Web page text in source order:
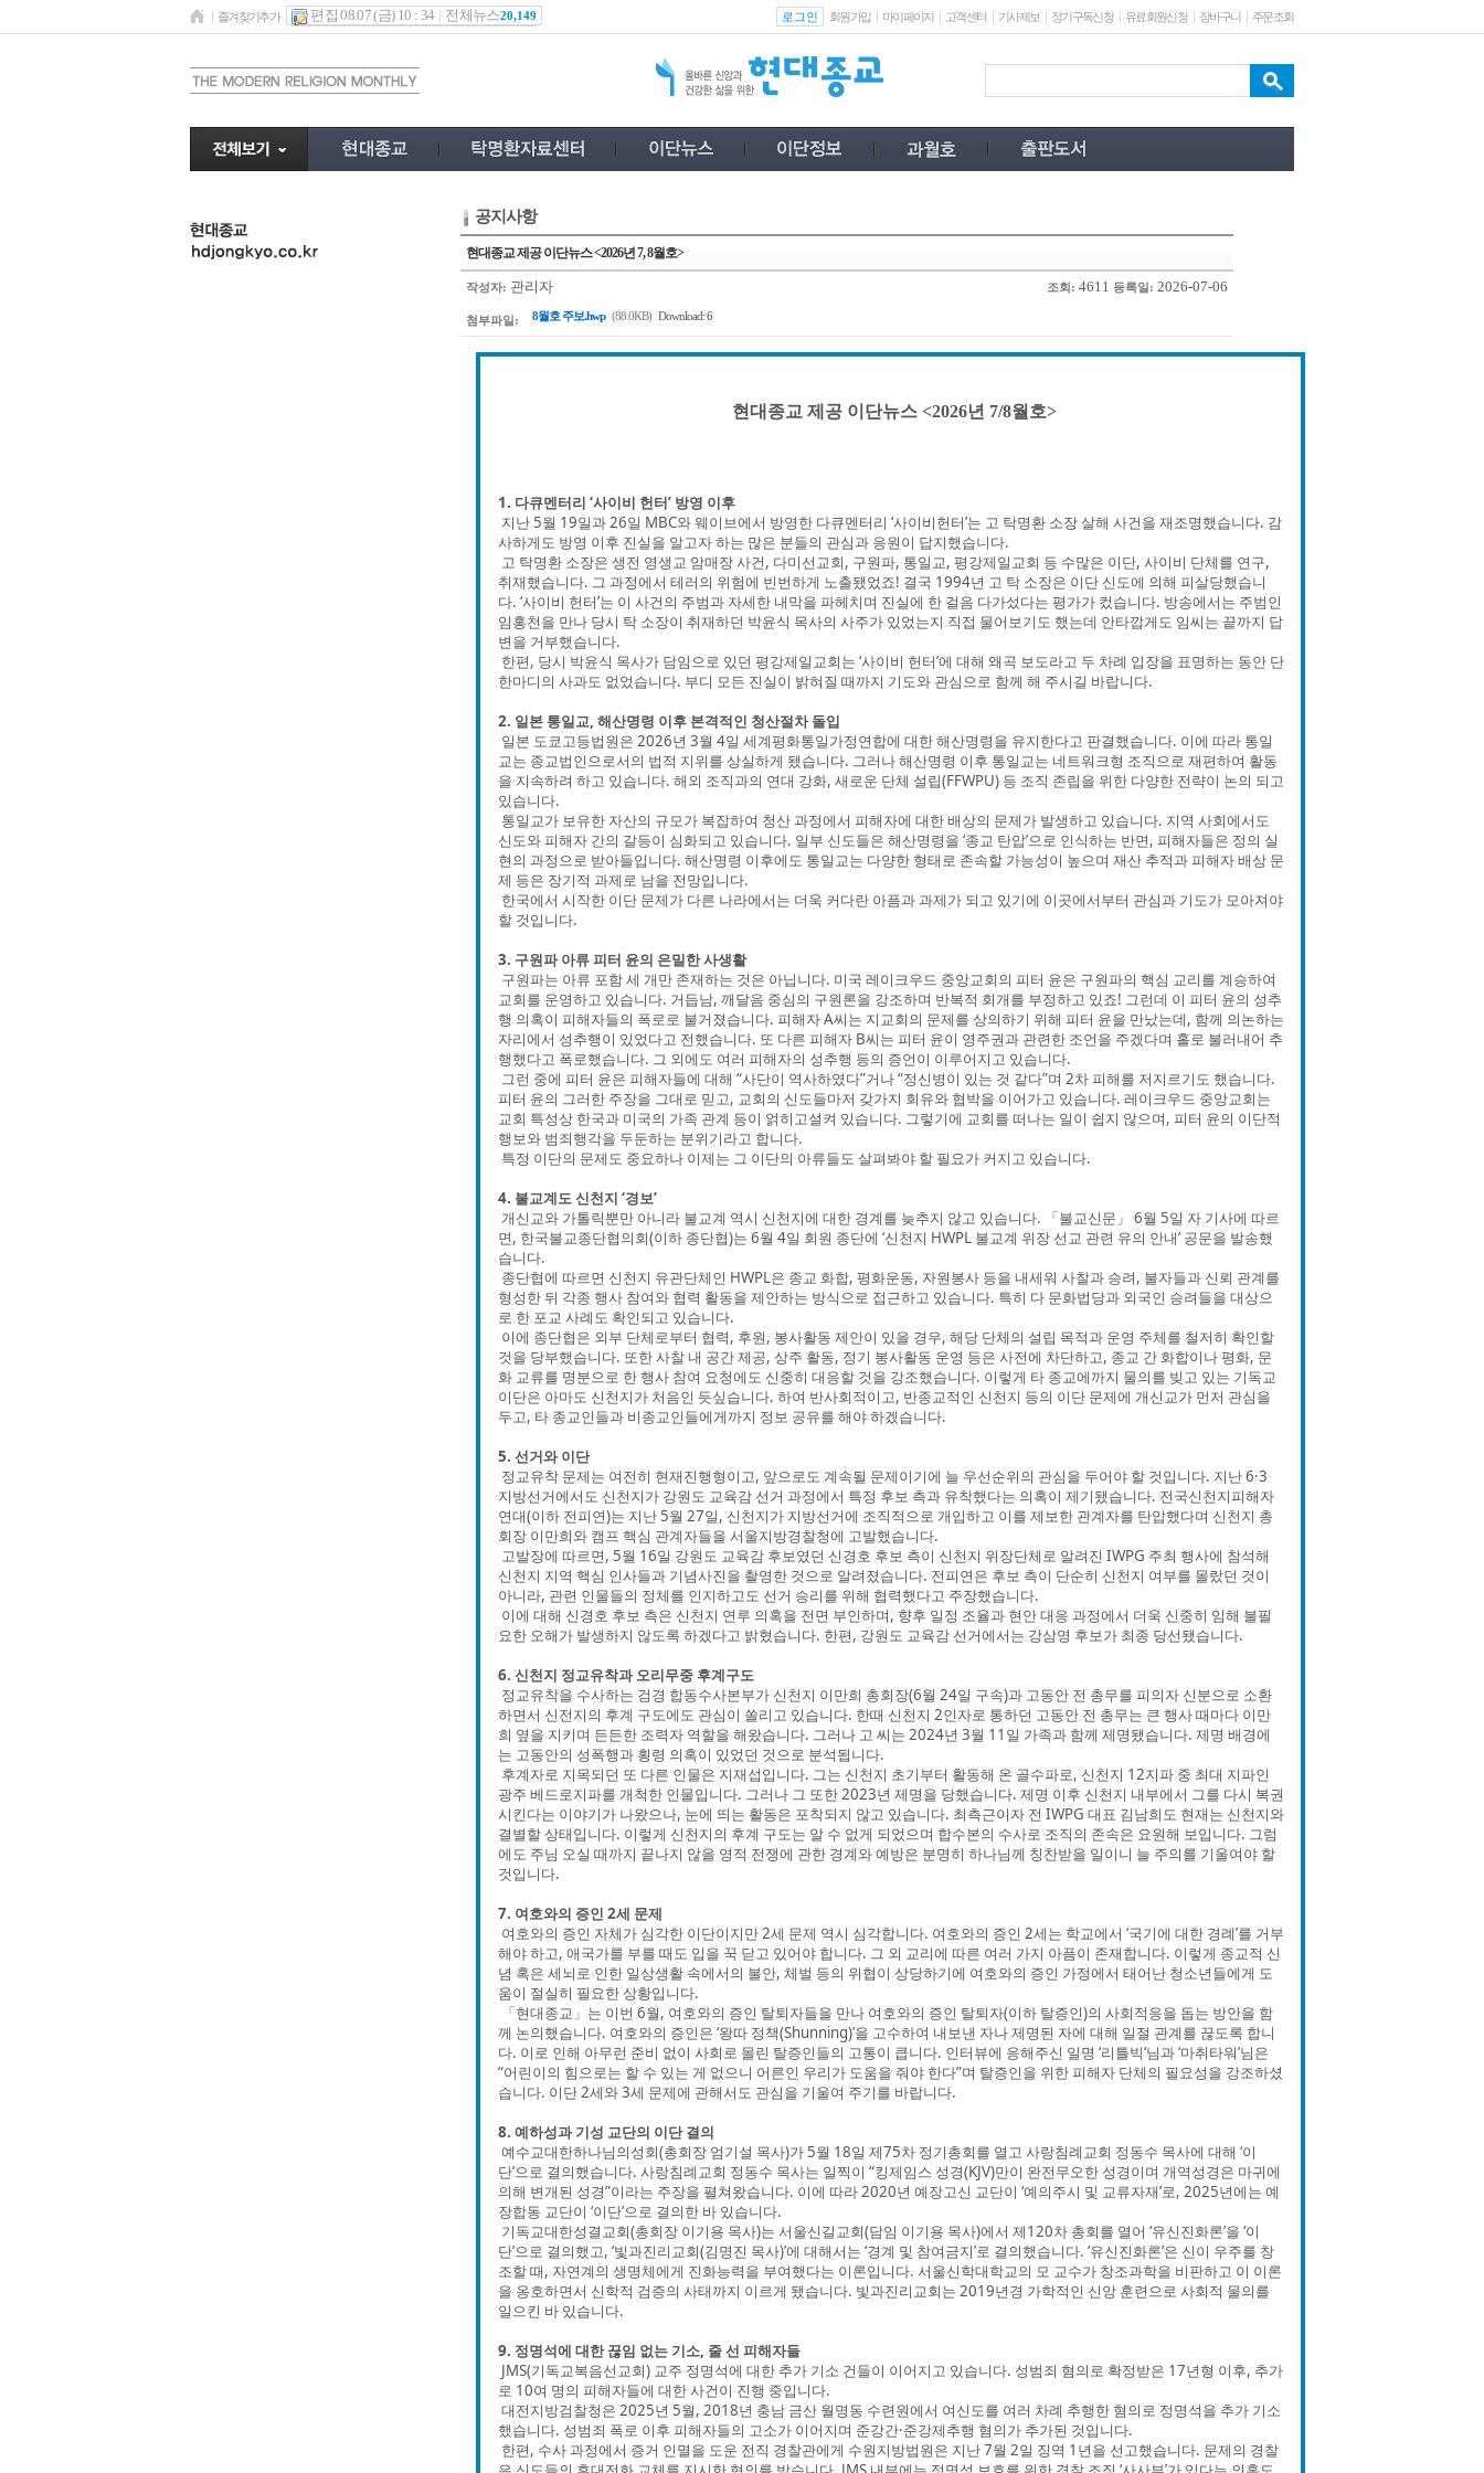
즐겨찾기추가 편집 08.07 (금) 10 : 34 전체뉴스20,149 로그인 회원가입 마이페이지 고객센터 기사제보 정기구독신청 유료회원신청 장바구니 주문조회
공지사항
현대종교 제공 이단뉴스 <2026년 7, 8월호>
작성자: 관리자 조회: 4611 등록일: 2026-07-06
첨부파일: 8월호 주보.hwp (88.0KB) Download: 6
현대종교 제공 이단뉴스 <2026년 7/8월호>
1. 다큐멘터리 ‘사이비 헌터’ 방영 이후
지난 5월 19일과 26일 MBC와 웨이브에서 방영한 다큐멘터리 ‘사이비헌터’는 고 탁명환 소장 살해 사건을 재조명했습니다. 감
사하게도 방영 이후 진실을 알고자 하는 많은 분들의 관심과 응원이 답지했습니다.
고 탁명환 소장은 생전 영생교 암매장 사건, 다미선교회, 구원파, 통일교, 평강제일교회 등 수많은 이단, 사이비 단체를 연구,
취재했습니다. 그 과정에서 테러의 위험에 빈번하게 노출됐었죠! 결국 1994년 고 탁 소장은 이단 신도에 의해 피살당했습니
다. ‘사이비 헌터’는 이 사건의 주범과 자세한 내막을 파헤치며 진실에 한 걸음 다가섰다는 평가가 컸습니다. 방송에서는 주범인
임홍천을 만나 당시 탁 소장이 취재하던 박윤식 목사의 사주가 있었는지 직접 물어보기도 했는데 안타깝게도 임씨는 끝까지 답
변을 거부했습니다.
한편, 당시 박윤식 목사가 담임으로 있던 평강제일교회는 ‘사이비 헌터’에 대해 왜곡 보도라고 두 차례 입장을 표명하는 동안 단
한마디의 사과도 없었습니다. 부디 모든 진실이 밝혀질 때까지 기도와 관심으로 함께 해 주시길 바랍니다.
2. 일본 통일교, 해산명령 이후 본격적인 청산절차 돌입
일본 도쿄고등법원은 2026년 3월 4일 세계평화통일가정연합에 대한 해산명령을 유지한다고 판결했습니다. 이에 따라 통일
교는 종교법인으로서의 법적 지위를 상실하게 됐습니다. 그러나 해산명령 이후 통일교는 네트워크형 조직으로 재편하여 활동
을 지속하려 하고 있습니다. 해외 조직과의 연대 강화, 새로운 단체 설립(FFWPU) 등 조직 존립을 위한 다양한 전략이 논의 되고
있습니다.
통일교가 보유한 자산의 규모가 복잡하여 청산 과정에서 피해자에 대한 배상의 문제가 발생하고 있습니다. 지역 사회에서도
신도와 피해자 간의 갈등이 심화되고 있습니다. 일부 신도들은 해산명령을 ‘종교 탄압’으로 인식하는 반면, 피해자들은 정의 실
현의 과정으로 받아들입니다. 해산명령 이후에도 통일교는 다양한 형태로 존속할 가능성이 높으며 재산 추적과 피해자 배상 문
제 등은 장기적 과제로 남을 전망입니다.
한국에서 시작한 이단 문제가 다른 나라에서는 더욱 커다란 아픔과 과제가 되고 있기에 이곳에서부터 관심과 기도가 모아져야
할 것입니다.
3. 구원파 아류 피터 윤의 은밀한 사생활
구원파는 아류 포함 세 개만 존재하는 것은 아닙니다. 미국 레이크우드 중앙교회의 피터 윤은 구원파의 핵심 교리를 계승하여
교회를 운영하고 있습니다. 거듭남, 깨달음 중심의 구원론을 강조하며 반복적 회개를 부정하고 있죠! 그런데 이 피터 윤의 성추
행 의혹이 피해자들의 폭로로 불거졌습니다. 피해자 A씨는 지교회의 문제를 상의하기 위해 피터 윤을 만났는데, 함께 의논하는
자리에서 성추행이 있었다고 전했습니다. 또 다른 피해자 B씨는 피터 윤이 영주권과 관련한 조언을 주겠다며 홀로 불러내어 추
행했다고 폭로했습니다. 그 외에도 여러 피해자의 성추행 등의 증언이 이루어지고 있습니다.
그런 중에 피터 윤은 피해자들에 대해 “사단이 역사하였다”거나 “정신병이 있는 것 같다”며 2차 피해를 저지르기도 했습니다.
피터 윤의 그러한 주장을 그대로 믿고, 교회의 신도들마저 갖가지 회유와 협박을 이어가고 있습니다. 레이크우드 중앙교회는
교회 특성상 한국과 미국의 가족 관계 등이 얽히고설켜 있습니다. 그렇기에 교회를 떠나는 일이 쉽지 않으며, 피터 윤의 이단적
행보와 범죄행각을 두둔하는 분위기라고 합니다.
특정 이단의 문제도 중요하나 이제는 그 이단의 아류들도 살펴봐야 할 필요가 커지고 있습니다.
4. 불교계도 신천지 ‘경보’
개신교와 가톨릭뿐만 아니라 불교계 역시 신천지에 대한 경계를 늦추지 않고 있습니다. 「불교신문」 6월 5일 자 기사에 따르
면, 한국불교종단협의회(이하 종단협)는 6월 4일 회원 종단에 ‘신천지 HWPL 불교계 위장 선교 관련 유의 안내’ 공문을 발송했
습니다.
종단협에 따르면 신천지 유관단체인 HWPL은 종교 화합, 평화운동, 자원봉사 등을 내세워 사찰과 승려, 불자들과 신뢰 관계를
형성한 뒤 각종 행사 참여와 협력 활동을 제안하는 방식으로 접근하고 있습니다. 특히 다 문화법당과 외국인 승려들을 대상으
로 한 포교 사례도 확인되고 있습니다.
이에 종단협은 외부 단체로부터 협력, 후원, 봉사활동 제안이 있을 경우, 해당 단체의 설립 목적과 운영 주체를 철저히 확인할
것을 당부했습니다. 또한 사찰 내 공간 제공, 상주 활동, 정기 봉사활동 운영 등은 사전에 차단하고, 종교 간 화합이나 평화, 문
화 교류를 명분으로 한 행사 참여 요청에도 신중히 대응할 것을 강조했습니다. 이렇게 타 종교에까지 물의를 빚고 있는 기독교
이단은 아마도 신천지가 처음인 듯싶습니다. 하여 반사회적이고, 반종교적인 신천지 등의 이단 문제에 개신교가 먼저 관심을
두고, 타 종교인들과 비종교인들에게까지 정보 공유를 해야 하겠습니다.
5. 선거와 이단
정교유착 문제는 여전히 현재진행형이고, 앞으로도 계속될 문제이기에 늘 우선순위의 관심을 두어야 할 것입니다. 지난 6·3
지방선거에서도 신천지가 강원도 교육감 선거 과정에서 특정 후보 측과 유착했다는 의혹이 제기됐습니다. 전국신천지피해자
연대(이하 전피연)는 지난 5월 27일, 신천지가 지방선거에 조직적으로 개입하고 이를 제보한 관계자를 탄압했다며 신천지 총
회장 이만희와 캠프 핵심 관계자들을 서울지방경찰청에 고발했습니다.
고발장에 따르면, 5월 16일 강원도 교육감 후보였던 신경호 후보 측이 신천지 위장단체로 알려진 IWPG 주최 행사에 참석해
신천지 지역 핵심 인사들과 기념사진을 촬영한 것으로 알려졌습니다. 전피연은 후보 측이 단순히 신천지 여부를 몰랐던 것이
아니라, 관련 인물들의 정체를 인지하고도 선거 승리를 위해 협력했다고 주장했습니다.
이에 대해 신경호 후보 측은 신천지 연루 의혹을 전면 부인하며, 향후 일정 조율과 현안 대응 과정에서 더욱 신중히 임해 불필
요한 오해가 발생하지 않도록 하겠다고 밝혔습니다. 한편, 강원도 교육감 선거에서는 강삼영 후보가 최종 당선됐습니다.
6. 신천지 정교유착과 오리무중 후계구도
정교유착을 수사하는 검경 합동수사본부가 신천지 이만희 총회장(6월 24일 구속)과 고동안 전 총무를 피의자 신분으로 소환
하면서 신전지의 후계 구도에도 관심이 쏠리고 있습니다. 한때 신천지 2인자로 통하던 고동안 전 총무는 큰 행사 때마다 이만
희 옆을 지키며 든든한 조력자 역할을 해왔습니다. 그러나 고 씨는 2024년 3월 11일 가족과 함께 제명됐습니다. 제명 배경에
는 고동안의 성폭행과 횡령 의혹이 있었던 것으로 분석됩니다.
후계자로 지목되던 또 다른 인물은 지재섭입니다. 그는 신천지 초기부터 활동해 온 골수파로, 신천지 12지파 중 최대 지파인
광주 베드로지파를 개척한 인물입니다. 그러나 그 또한 2023년 제명을 당했습니다. 제명 이후 신천지 내부에서 그를 다시 복권
시킨다는 이야기가 나왔으나, 눈에 띄는 활동은 포착되지 않고 있습니다. 최측근이자 전 IWPG 대표 김남희도 현재는 신천지와
결별할 상태입니다. 이렇게 신천지의 후계 구도는 알 수 없게 되었으며 합수본의 수사로 조직의 존속은 요원해 보입니다. 그럼
에도 주님 오실 때까지 끝나지 않을 영적 전쟁에 관한 경계와 예방은 분명히 하나님께 칭찬받을 일이니 늘 주의를 기울여야 할
것입니다.
7. 여호와의 증인 2세 문제
여호와의 증인 자체가 심각한 이단이지만 2세 문제 역시 심각합니다. 여호와의 증인 2세는 학교에서 ‘국기에 대한 경례’를 거부
해야 하고, 애국가를 부를 때도 입을 꾹 닫고 있어야 합니다. 그 외 교리에 따른 여러 가지 아픔이 존재합니다. 이렇게 종교적 신
념 혹은 세뇌로 인한 일상생활 속에서의 불안, 체벌 등의 위협이 상당하기에 여호와의 증인 가정에서 태어난 청소년들에게 도
움이 절실히 필요한 상황입니다.
「현대종교」는 이번 6월, 여호와의 증인 탈퇴자들을 만나 여호와의 증인 탈퇴자(이하 탈증인)의 사회적응을 돕는 방안을 함
께 논의했습니다. 여호와의 증인은 ‘왕따 정책(Shunning)’을 고수하여 내보낸 자나 제명된 자에 대해 일절 관계를 끊도록 합니
다. 이로 인해 아무런 준비 없이 사회로 몰린 탈증인들의 고통이 큽니다. 인터뷰에 응해주신 일명 ‘리틀빅’님과 ‘마취타워’님은
“어린이의 힘으로는 할 수 있는 게 없으니 어른인 우리가 도움을 줘야 한다”며 탈증인을 위한 피해자 단체의 필요성을 강조하셨
습니다. 이단 2세와 3세 문제에 관해서도 관심을 기울여 주기를 바랍니다.
8. 예하성과 기성 교단의 이단 결의
예수교대한하나님의성회(총회장 엄기설 목사)가 5월 18일 제75차 정기총회를 열고 사랑침례교회 정동수 목사에 대해 ‘이
단’으로 결의했습니다. 사랑침례교회 정동수 목사는 일찍이 “킹제임스 성경(KJV)만이 완전무오한 성경이며 개역성경은 마귀에
의해 변개된 성경”이라는 주장을 펼쳐왔습니다. 이에 따라 2020년 예장고신 교단이 ‘예의주시 및 교류자재’로, 2025년에는 예
장합동 교단이 ‘이단’으로 결의한 바 있습니다.
기독교대한성결교회(총회장 이기용 목사)는 서울신길교회(담임 이기용 목사)에서 제120차 총회를 열어 ‘유신진화론’을 ‘이
단’으로 결의했고, ‘빛과진리교회(김명진 목사)’에 대해서는 ‘경계 및 참여금지’로 결의했습니다. ‘유신진화론’은 신이 우주를 창
조할 때, 자연계의 생명체에게 진화능력을 부여했다는 이론입니다. 서울신학대학교의 모 교수가 창조과학을 비판하고 이 이론
을 옹호하면서 신학적 검증의 사태까지 이르게 됐습니다. 빛과진리교회는 2019년경 가학적인 신앙 훈련으로 사회적 물의를
일으킨 바 있습니다.
9. 정명석에 대한 끊임 없는 기소, 줄 선 피해자들
JMS(기독교복음선교회) 교주 정명석에 대한 추가 기소 건들이 이어지고 있습니다. 성범죄 혐의로 확정받은 17년형 이후, 추가
로 10여 명의 피해자들에 대한 사건이 진행 중입니다.
대전지방검찰청은 2025년 5월, 2018년 충남 금산 월명동 수련원에서 여신도를 여러 차례 추행한 혐의로 정명석을 추가 기소
했습니다. 성범죄 폭로 이후 피해자들의 고소가 이어지며 준강간·준강제추행 혐의가 추가된 것입니다.
한편, 수사 과정에서 증거 인멸을 도운 전직 경찰관에게 수원지방법원은 지난 7월 2일 징역 1년을 선고했습니다. 문제의 경찰